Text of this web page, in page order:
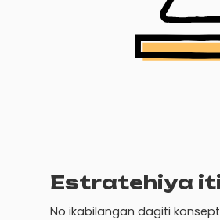
Estratehiya
No ikabilangan dagiti